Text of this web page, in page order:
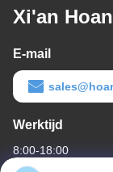
Xi'an
E-mail
Werktijd
8:00-18:00